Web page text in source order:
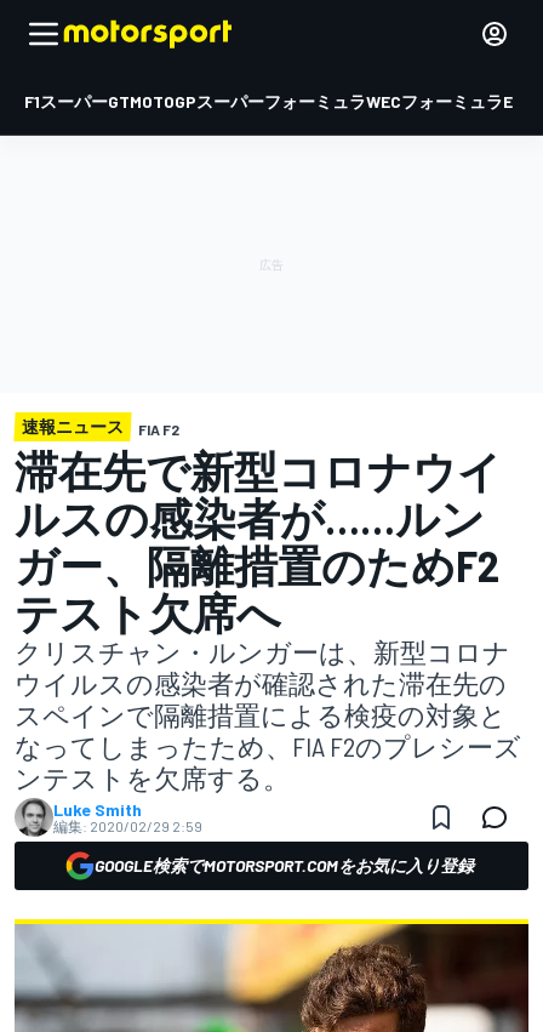
F1スーパーGTMOTOGPスーパーフォーミュラWECフォーミュラE
速報ニュース FIA F2
滞在先で新型コロナウイ
ルスの感染者が……ルン
ガー、隔離措置のためF2
テスト欠席へ
クリスチャン・ルンガーは、新型コロナ
ウイルスの感染者が確認された滞在先の
スペインで隔離措置による検疫の対象と
なってしまったため、FIA F2のプレシーズ
ンテストを欠席する。
Luke Smith
編集: 2020/02/29 2:59
GOOGLE検索でMOTORSPORT.COMをお気に入り登録